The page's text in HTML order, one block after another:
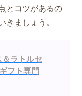
とコツがあるの
きましょう。
ラトルセ
フト専門